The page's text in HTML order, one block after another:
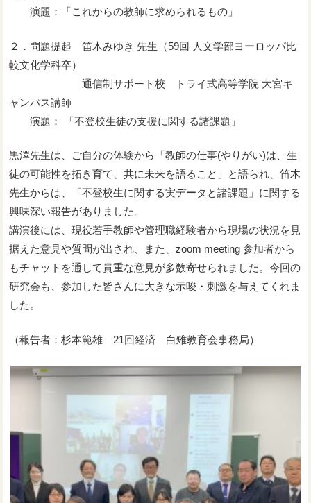
演題：「これからの教師に求められるもの」
２．問題提起 笛木みゆき 先生（59回 人文学部ヨーロッパ比
較文化学科卒）
通信制サポート校 トライ式高等学院 大宮キ
ャンパス講師
演題： 「不登校生徒の支援に関する諸課題」
黒澤先生は、ご自分の体験から「教師の仕事(やりがい)は、生
徒の可能性を拓き育て、共に未来を語ること」と語られ、笛木
先生からは、「不登校生に関する実データと諸課題」に関する
興味深い報告がありました。
講演後には、現役若手教師や管理職経験者から現場の状況を見
据えた意見や質問が出され、また、zoom meeting 参加者から
もチャットを通して貴重な意見が多数寄せられました。今回の
研究会も、参加した皆さんに大きな示唆・刺激を与えてくれま
した。
（報告者：杉本範雄 21回経済 白雉教育会事務局）